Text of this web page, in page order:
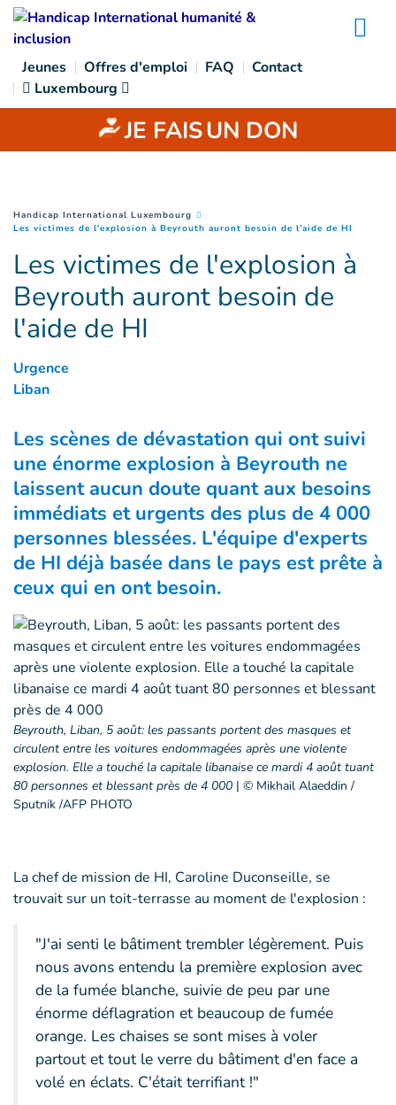
Goto main content
Jeunes Offres d'emploi FAQ
Contact
Luxembourg
JE FAISUN DON
You are here :
Handicap International Luxembourg
Les victimes de l'explosion à Beyrouth auront besoin de l'aide de HI
Les victimes de l'explosion à
Beyrouth auront besoin de
l'aide de HI
Urgence
Liban
Les scènes de dévastation qui ont suivi
une énorme explosion à Beyrouth ne
laissent aucun doute quant aux besoins
immédiats et urgents des plus de 4 000
personnes blessées. L'équipe d'experts
de HI déjà basée dans le pays est prête à
ceux qui en ont besoin.
Beyrouth, Liban, 5 août: les passants portent des masques et
circulent entre les voitures endommagées après une violente
explosion. Elle a touché la capitale libanaise ce mardi 4 août tuant
80 personnes et blessant près de 4 000 | © Mikhail Alaeddin /
Sputnik /AFP PHOTO
La chef de mission de HI, Caroline Duconseille, se
trouvait sur un toit-terrasse au moment de l'explosion :
"J'ai senti le bâtiment trembler légèrement. Puis
nous avons entendu la première explosion avec
de la fumée blanche, suivie de peu par une
énorme déflagration et beaucoup de fumée
orange. Les chaises se sont mises à voler
partout et tout le verre du bâtiment d'en face a
volé en éclats. C'était terrifiant !"